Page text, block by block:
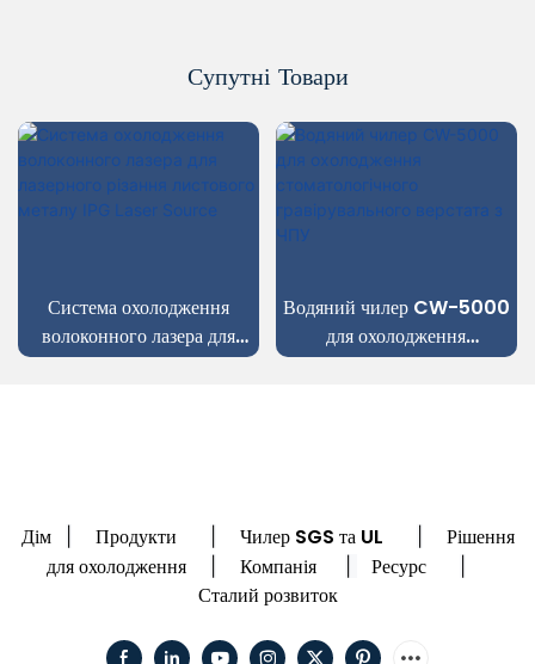
Супутні Товари
Система охолодження
волоконного лазера для
лазерного різання листового
Водяний чилер CW-5000
для охолодження
стоматологічного
Дім Продукти Чилер SGS та UL
Рішення
для охолодження
Компанія Ресурс
Сталий розвиток